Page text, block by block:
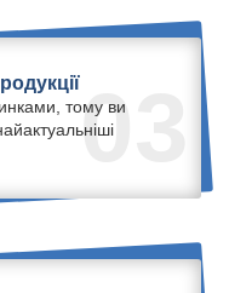
03
тому ви